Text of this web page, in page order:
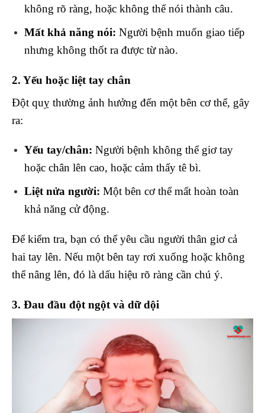
không rõ ràng, hoặc không thể nói thành câu.
Mất khả năng nói: Người bệnh muốn giao tiếp
nhưng không thốt ra được từ nào.
2. Yếu hoặc liệt tay chân
Đột quỵ thường ảnh hưởng đến một bên cơ thể, gây
ra:
Yếu tay/chân: Người bệnh không thể giơ tay
hoặc chân lên cao, hoặc cảm thấy tê bì.
Liệt nửa người: Một bên cơ thể mất hoàn toàn
khả năng cử động.
Để kiểm tra, bạn có thể yêu cầu người thân giơ cả
hai tay lên. Nếu một bên tay rơi xuống hoặc không
thể nâng lên, đó là dấu hiệu rõ ràng cần chú ý.
3. Đau đầu đột ngột và dữ dội